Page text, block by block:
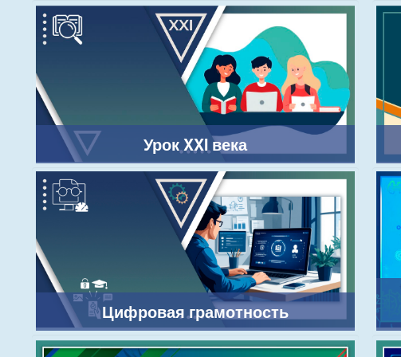
Урок XXI века
Цифровая грамотность